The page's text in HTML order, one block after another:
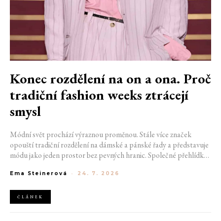
Konec rozdělení na on a ona. Proč
tradiční fashion weeks ztrácejí
smysl
Módní svět prochází výraznou proměnou. Stále více značek
opouští tradiční rozdělení na dámské a pánské řady a představuje
módu jako jeden prostor bez pevných hranic. Společné přehlídky,
klasické týdny módy mohou brzy vypadat úplně jinak.
Ema Steinerová - 24. 7. 2026
ČLÁNEK